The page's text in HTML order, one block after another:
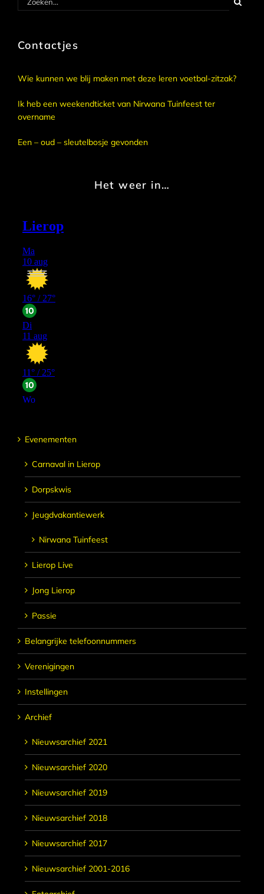
naar:
Contactjes
Wie kunnen we blij maken met deze leren voetbal-zitzak?
Ik heb een weekendticket van Nirwana Tuinfeest ter
overname
Een – oud – sleutelbosje gevonden
Het weer in…
Evenementen
Carnaval in Lierop
Dorpskwis
Jeugdvakantiewerk
Nirwana Tuinfeest
Lierop Live
Jong Lierop
Passie
Belangrijke telefoonnummers
Verenigingen
Instellingen
Archief
Nieuwsarchief 2021
Nieuwsarchief 2020
Nieuwsarchief 2019
Nieuwsarchief 2018
Nieuwsarchief 2017
Nieuwsarchief 2001-2016